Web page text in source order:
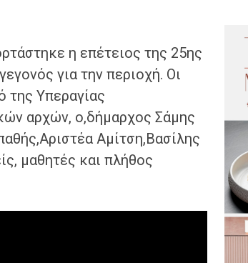
η επέτειος της 25ης
για την περιοχή. Οι
της Υπεραγίας
αρχών, ο,δήμαρχος Σάμης
Αμίτση,Βασίλης
μαθητές και πλήθος